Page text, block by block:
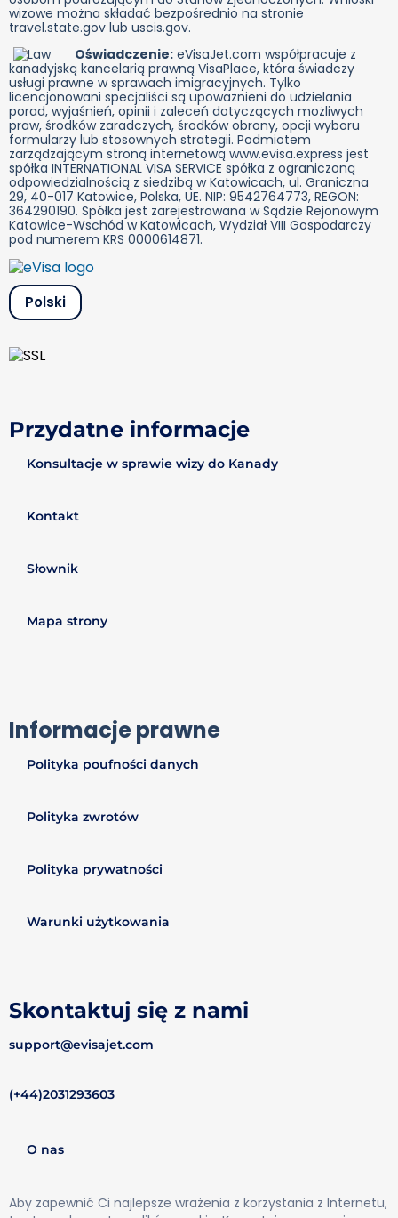
wizowe można składać bezpośrednio na stronie
travel.state.gov lub uscis.gov.
Oświadczenie: eVisaJet.com współpracuje z
kanadyjską kancelarią prawną VisaPlace, która świadczy
usługi prawne w sprawach imigracyjnych. Tylko
licencjonowani specjaliści są upoważnieni do udzielania
porad, wyjaśnień, opinii i zaleceń dotyczących możliwych
praw, środków zaradczych, środków obrony, opcji wyboru
formularzy lub stosownych strategii. Podmiotem
zarządzającym stroną internetową www.evisa.express jest
spółka INTERNATIONAL VISA SERVICE spółka z ograniczoną
odpowiedzialnością z siedzibą w Katowicach, ul. Graniczna
29, 40-017 Katowice, Polska, UE. NIP: 9542764773, REGON:
364290190. Spółka jest zarejestrowana w Sądzie Rejonowym
Katowice-Wschód w Katowicach, Wydział VIII Gospodarczy
pod numerem KRS 0000614871.
Polski
Przydatne informacje
Konsultacje w sprawie wizy do Kanady
Kontakt
Słownik
Mapa strony
Informacje prawne
Polityka poufności danych
Polityka zwrotów
Polityka prywatności
Warunki użytkowania
Skontaktuj się z nami
support@evisajet.com
(+44)2031293603
O nas
Aby zapewnić Ci najlepsze wrażenia z korzystania z Internetu,